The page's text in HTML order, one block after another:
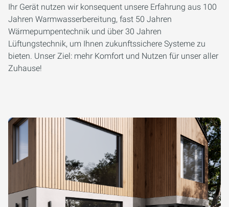
Ihr Gerät nutzen wir konsequent unsere Erfahrung aus 100
Jahren Warmwasserbereitung, fast 50 Jahren
Wärmepumpentechnik und über 30 Jahren
Lüftungstechnik, um Ihnen zukunftssichere Systeme zu
bieten. Unser Ziel: mehr Komfort und Nutzen für unser aller
Zuhause!